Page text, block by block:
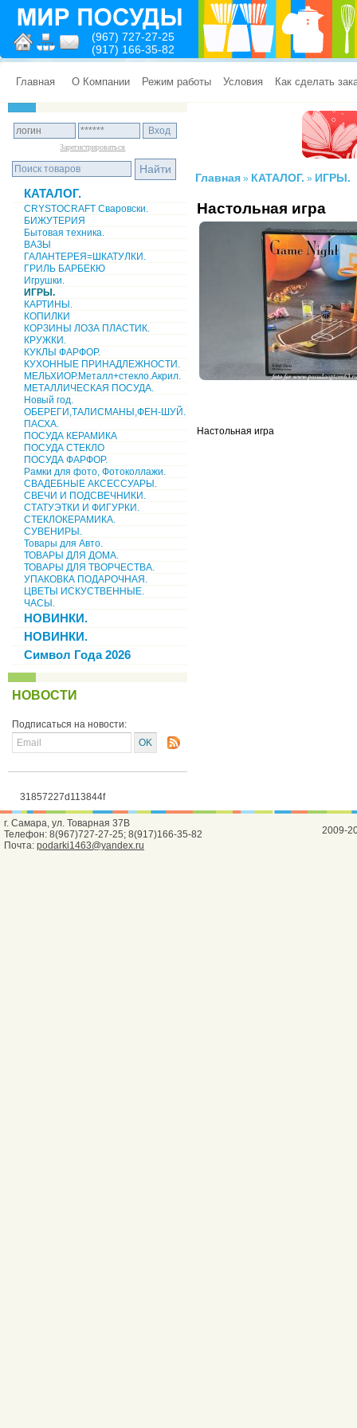
(967) 727-27-25
(917) 166-35-82
Главная О Компании Режим работы Условия Как сделать
Зарегистрироваться
КАТАЛОГ.
CRYSTOCRAFT Сваровски.
БИЖУТЕРИЯ
Бытовая техника.
ВАЗЫ
ГАЛАНТЕРЕЯ=ШКАТУЛКИ.
ГРИЛЬ БАРБЕКЮ
Игрушки.
ИГРЫ.
КАРТИНЫ.
КОПИЛКИ
КОРЗИНЫ ЛОЗА ПЛАСТИК.
КРУЖКИ.
КУКЛЫ ФАРФОР.
КУХОННЫЕ ПРИНАДЛЕЖНОСТИ.
МЕЛЬХИОР.Металл+стекло.Акрил.
МЕТАЛЛИЧЕСКАЯ ПОСУДА.
Новый год.
ОБЕРЕГИ,ТАЛИСМАНЫ,ФЕН-ШУЙ.
ПАСХА.
ПОСУДА КЕРАМИКА
ПОСУДА СТЕКЛО
ПОСУДА ФАРФОР.
Рамки для фото, Фотоколлажи.
СВАДЕБНЫЕ АКСЕССУАРЫ.
СВЕЧИ И ПОДСВЕЧНИКИ.
СТАТУЭТКИ И ФИГУРКИ.
СТЕКЛОКЕРАМИКА.
СУВЕНИРЫ.
Товары для Авто.
ТОВАРЫ ДЛЯ ДОМА.
ТОВАРЫ ДЛЯ ТВОРЧЕСТВА.
УПАКОВКА ПОДАРОЧНАЯ.
ЦВЕТЫ ИСКУСТВЕННЫЕ.
ЧАСЫ.
НОВИНКИ.
НОВИНКИ.
Символ Года 2026
НОВОСТИ
Подписаться на новости:
31857227d113844f
Главная » КАТАЛОГ. » ИГРЫ.
Настольная игра
Настольная игра
г. Самара, ул. Товарная 37В
Телефон: 8(967)727-27-25; 8(917)166-35-82
Почта: podarki1463@yandex.ru
2009-